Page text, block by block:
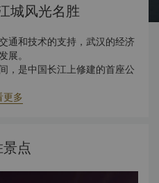
城风光名胜
通和技术的支持，武汉的经济
展。
，是中国长江上修建的首座公
起。
更多
点